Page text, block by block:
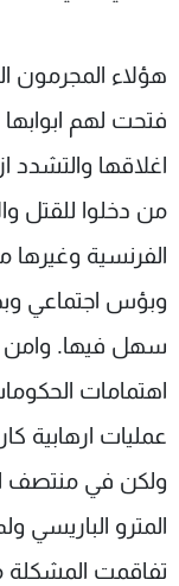
هؤلاء المجرمون
فتحت لهم
اغلاقها والتشدد
من دخلوا للقتل
الفرنسية
وبؤس اجتماعي
سهل فيها. وامن
اهتمامات
عمليات ارهابية
ولكن في منتصف
المترو
تفاقمت